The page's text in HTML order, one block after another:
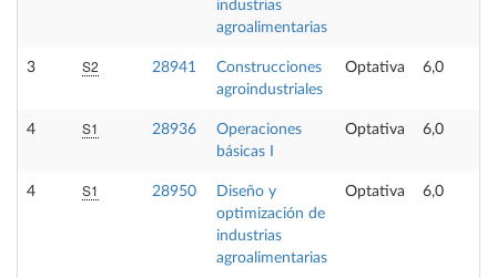
industrias
agroalimentarias
3 S2 28941
Construcciones
agroindustriales
Optativa 6,0
4 S1 28936
Operaciones
básicas I
Optativa 6,0
4 S1 28950
Diseño y
optimización de
industrias
agroalimentarias
Optativa 6,0